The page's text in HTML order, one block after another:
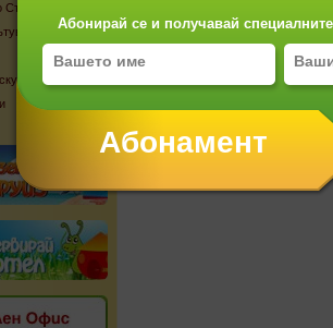
Абонирай се и получавай
Сърбия